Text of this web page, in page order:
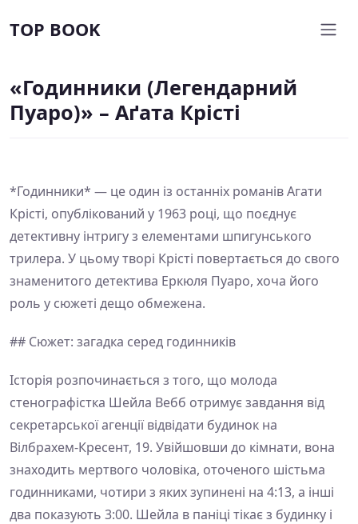
TOP BOOK
«Годинники (Легендарний
Пуаро)» – Аґата Крісті
*Годинники* — це один із останніх романів Агати
Крісті, опублікований у 1963 році, що поєднує
детективну інтригу з елементами шпигунського
трилера. У цьому творі Крісті повертається до свого
знаменитого детектива Еркюля Пуаро, хоча його
роль у сюжеті дещо обмежена.
## Сюжет: загадка серед годинників
Історія розпочинається з того, що молода
стенографістка Шейла Вебб отримує завдання від
секретарської агенції відвідати будинок на
Вілбрахем-Кресент, 19. Увійшовши до кімнати, вона
знаходить мертвого чоловіка, оточеного шістьма
годинниками, чотири з яких зупинені на 4:13, а інші
два показують 3:00. Шейла в паніці тікає з будинку і